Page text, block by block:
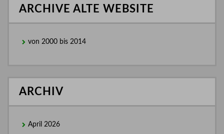
ARCHIVE ALTE WEBSITE
von 2000 bis 2014
ARCHIV
April 2026